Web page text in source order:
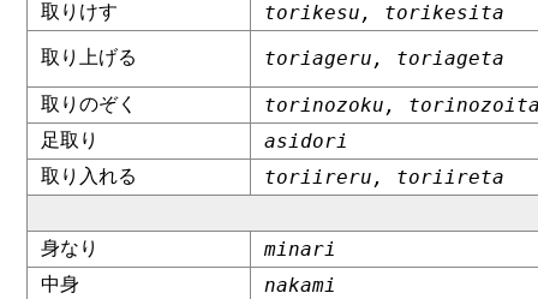
取りけす torikesu, torikesita
取り上げる toriageru, toriageta
取りのぞく torinozoku,
足取り asidori
取り入れる toriireru, toriireta
身なり minari
中身 nakami